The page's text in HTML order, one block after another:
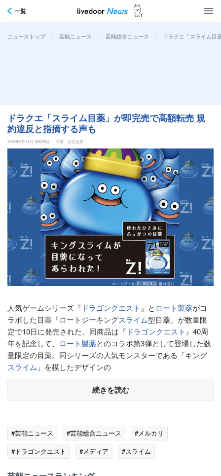
一覧
ニューストップ > 芸能ニュース > 芸能総合ニュース > ドラクエ「スライム目
ドラクエ「スライム目薬」が即完売で高額転売 規
約違反と指摘する声も
2026年6月11日 16時30分 写真：女性自身
人気ゲームシリーズ『 ドラゴンクエスト 』と ロート製薬がコ
ラボした目薬「ロートジーキングスライム型目薬」が数量限
定で10日に発売された。同商品は『 ドラゴンクエスト 』40周
年を記念して、 ロート製薬とのコラボ第3弾として登場した数
量限定の目薬。同シリーズの人気モンスターである「キング
スライム 」を模したデザインの
続きを読む
#芸能ニュース #芸能総合ニュース
#メルカリ
#ドラゴンクエスト
#メディア
#スライム